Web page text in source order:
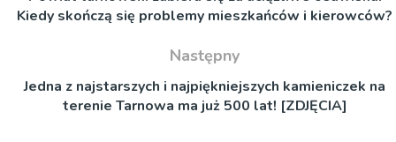
Kiedy skończą się problemy mieszkańców i kierowców?
Następny
Jedna z najstarszych i najpiękniejszych kamieniczek na
terenie Tarnowa ma już 500 lat! [ZDJĘCIA]